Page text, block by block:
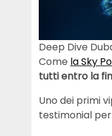
Deep Dive
Come la Sky
tuttientro la
Uno dei primi
testimonial